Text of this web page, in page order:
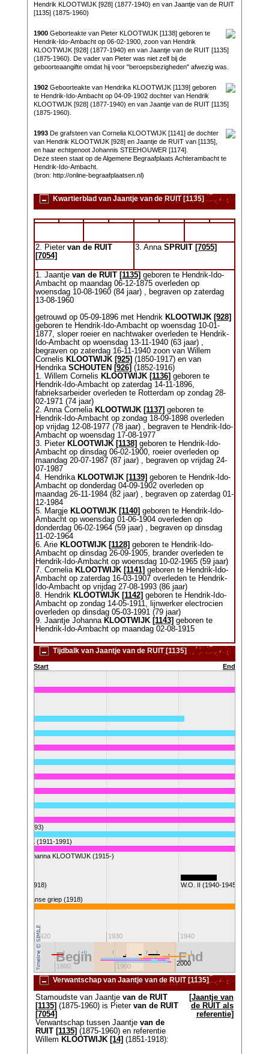
Hendrik KLOOTWIJK [928] (1877-1940) en van Jaantje van de RUIT
[1135] (1875-1960)
1900Geborteakte van Pieter KLOOTWIJK [1138] geboren te
Hendrik-Ido-Ambacht op 06-02-1900, zoon van Hendrik
KLOOTWIJK [928] (1877-1940) en van Jaantje van de RUIT [1135]
(1875-1960). De vader van Pieter was niet zelf bij de
geboorteaangifte omdat hij voor "beroepsbezigheden" afwezig was.
1902Geboorteakte van Hendrika KLOOTWIJK [1139] geboren
te Hendrik-Ido-Ambacht op 04-09-1902 dochter van Hendrik
KLOOTWIJK [928] (1877-1940) en van Jaantje van de RUIT [1135]
(1875-1960).
1993De grafsteen van Cornelia KLOOTWIJK [1141] de dochter
van Hendrik KLOOTWIJK [928] en Jaantje de RUIT van [1135],
en haar echtgenoot Johannis STEEHOUWER [1174].
Deze steen staat op de Algemene Begraafplaats Achterambacht te
Hendrik-Ido-Ambacht.
(bron: http://online-begraafplaatsen.nl)
Kwartierblad van Jaantje van de RUIT [1135]
2. Pieter van de RUIT
[7054]
3. Anna SPRUIT [7055]
1. Jaantje van de RUIT [1135] geboren te Hendrik-Ido-
Ambacht op maandag 06-12-1875 overleden op
woensdag 10-08-1960 (84 jaar) , begraven op zaterdag
13-08-1960
getrouwd op 05-09-1896 met Hendrik KLOOTWIJK [928]
geboren te Hendrik-Ido-Ambacht op woensdag 10-01-
1877, sloper roeier en nachtwaker overleden te Hendrik-
Ido-Ambacht op woensdag 13-11-1940 (63 jaar) ,
begraven op zaterdag 16-11-1940 zoon van Willem
Cornelis KLOOTWIJK [925] (1850-1917) en van
Hendrika SCHOUTEN [926] (1852-1916)
1. Willem Cornelis KLOOTWIJK [1136] geboren te
Hendrik-Ido-Ambacht op zaterdag 14-11-1896,
fabrieksarbeider overleden te Rotterdam op zondag 28-
02-1971 (74 jaar)
2. Anna Cornelia KLOOTWIJK [1137] geboren te
Hendrik-Ido-Ambacht op zondag 18-09-1898 overleden
op vrijdag 12-08-1977 (78 jaar) , begraven te Hendrik-Ido-
Ambacht op woensdag 17-08-1977
3. Pieter KLOOTWIJK [1138] geboren te Hendrik-Ido-
Ambacht op dinsdag 06-02-1900, roeier overleden op
maandag 20-07-1987 (87 jaar) , begraven op vrijdag 24-
07-1987
4. Hendrika KLOOTWIJK [1139] geboren te Hendrik-Ido-
Ambacht op donderdag 04-09-1902 overleden op
maandag 26-11-1984 (82 jaar) , begraven op zaterdag 01-
12-1984
5. Margje KLOOTWIJK [1140] geboren te Hendrik-Ido-
Ambacht op woensdag 01-06-1904 overleden op
donderdag 06-02-1964 (59 jaar) , begraven op dinsdag
11-02-1964
6. Arie KLOOTWIJK [1128] geboren te Hendrik-Ido-
Ambacht op dinsdag 26-09-1905, brander overleden te
Hendrik-Ido-Ambacht op woensdag 10-02-1965 (59 jaar)
7. Cornelia KLOOTWIJK [1141] geboren te Hendrik-Ido-
Ambacht op zaterdag 16-03-1907 overleden te Hendrik-
Ido-Ambacht op vrijdag 27-08-1993 (86 jaar)
8. Hendrik KLOOTWIJK [1142] geboren te Hendrik-Ido-
Ambacht op zondag 14-05-1911, lijnwerker electrocien
overleden op dinsdag 05-03-1991 (79 jaar)
9. Jaantje Johanna KLOOTWIJK [1143] geboren te
Hendrik-Ido-Ambacht op maandag 02-08-1915
Tijdbalk van Jaantje van de RUIT [1135]
Start End
1920 1930 1940
W.O. II (1940-1945)
Spaanse griep (1918)
Jaantje Johanna KLOOTWIJK (1915-)
I (1914-1918)
(1911-1991)
(1907-1993)
1800 1900 2000
Begin End
Verwantschap van Jaantje van de RUIT [1135]
Stamoudste van Jaantje van de RUIT
[1135] (1875-1960) is Pieter van de RUIT
[7054]
Verwantschap tussen Jaantje van de
RUIT [1135] (1875-1960) en referentie
Willem KLOOTWIJK [14] (1851-1918):
[Jaantje van
de RUIT als
referentie]